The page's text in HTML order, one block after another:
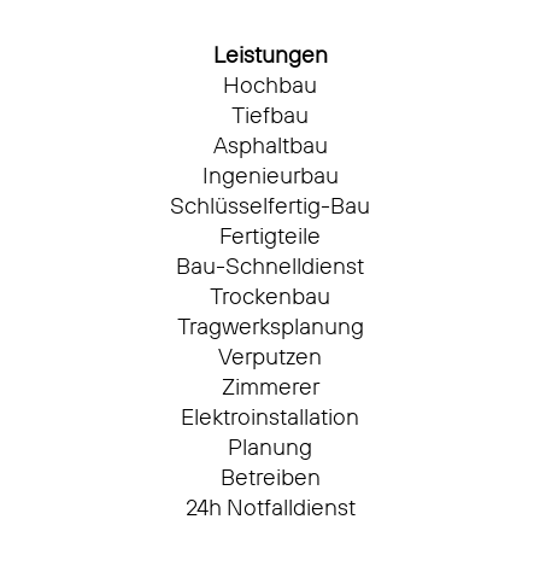
Leistungen
Hochbau
Tiefbau
Asphaltbau
Ingenieurbau
Schlüsselfertig-Bau
Fertigteile
Bau-Schnelldienst
Trockenbau
Tragwerksplanung
Verputzen
Zimmerer
Elektroinstallation
Planung
Betreiben
24h Notfalldienst